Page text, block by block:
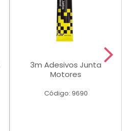
3m Adesivos Junta
Motores
Código: 9690